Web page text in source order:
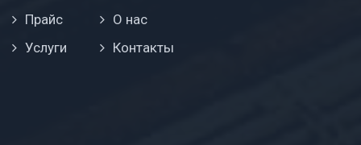
Прайс
Услуги
О нас
Контакты